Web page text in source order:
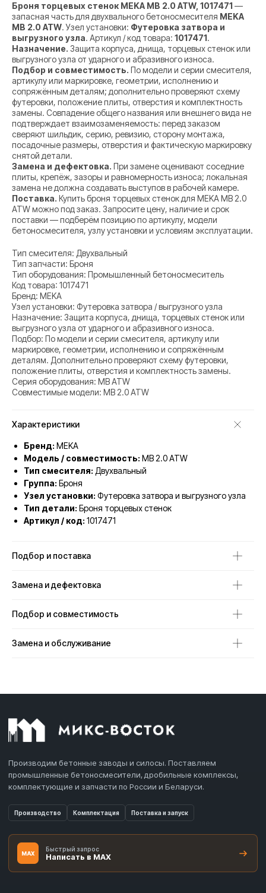
Броня торцевых стенок MEKA MB 2.0 ATW, 1017471—
запасная часть для двухвального бетоносмесителя MEKA
MB 2.0 ATW. Узел установки: Футеровка затвора и
выгрузного узла. Артикул / код товара: 1017471.
Назначение. Защита корпуса, днища, торцевых стенок или
выгрузного узла от ударного и абразивного износа.
Подбор и совместимость. По модели и серии смесителя,
артикулу или маркировке, геометрии, исполнению и
сопряжённым деталям; дополнительно проверяют схему
футеровки, положение плиты, отверстия и комплектность
замены. Совпадение общего названия или внешнего вида не
подтверждает взаимозаменяемость: перед заказом
сверяют шильдик, серию, ревизию, сторону монтажа,
посадочные размеры, отверстия и фактическую маркировку
снятой детали.
Замена и дефектовка. При замене оценивают соседние
плиты, крепёж, зазоры и равномерность износа; локальная
замена не должна создавать выступов в рабочей камере.
Поставка. Купить броня торцевых стенок для MEKA MB 2.0
ATW можно под заказ. Запросите цену, наличие и срок
поставки — подберём позицию по артикулу, модели
бетоносмесителя, узлу установки и условиям эксплуатации.
Тип смесителя: Двухвальный
Тип запчасти: Броня
Тип оборудования: Промышленный бетоносмеситель
Код товара: 1017471
Бренд: MEKA
Узел установки: Футеровка затвора / выгрузного узла
Назначение: Защита корпуса, днища, торцевых стенок или
выгрузного узла от ударного и абразивного износа.
Подбор: По модели и серии смесителя, артикулу или
маркировке, геометрии, исполнению и сопряжённым
деталям. Дополнительно проверяют схему футеровки,
положение плиты, отверстия и комплектность замены.
Серия оборудования: MB ATW
Совместимые модели: MB 2.0 ATW
Характеристики
Бренд: MEKA
Модель / совместимость: MB 2.0 ATW
Тип смесителя: Двухвальный
Группа: Броня
Узел установки: Футеровка затвора и выгрузного узла
Тип детали: Броня торцевых стенок
Артикул / код: 1017471
Подбор и поставка
Замена и дефектовка
Подбор и совместимость
Замена и обслуживание
Производим бетонные заводы и силосы. Поставляем
промышленные бетоносмесители, дробильные комплексы,
комплектующие и запчасти по России и Беларуси.
Производство Комплектация Поставка и запуск
MAX
Быстрый запрос
Написать в MAX